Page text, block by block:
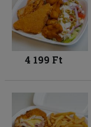
4 199 Ft